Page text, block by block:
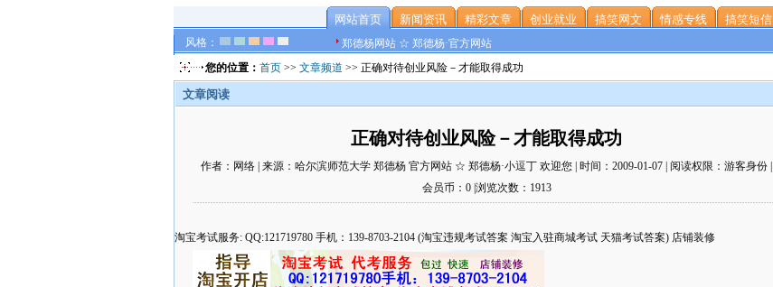
风格：
网站首页 新闻资讯 精彩文章 创业就业 搞笑网文 情感专线 搞笑短信
郑德杨网站 ☆ 郑德杨·官方网站
您的位置： 首页 >> 文章频道 >> 正确对待创业风险－才能取得成功
文章阅读
正确对待创业风险－才能取得成功
作者：网络 | 来源：哈尔滨师范大学 郑德杨 官方网站 ☆ 郑德杨·小逗丁 欢迎您 | 时间：2009-01-07 | 阅读权限：游客身份 |
会员币：0 |浏览次数：1913
淘宝考试服务: QQ:121719780 手机：139-8703-2104 (淘宝违规考试答案 淘宝入驻商城考试 天猫考试答案) 店铺装修